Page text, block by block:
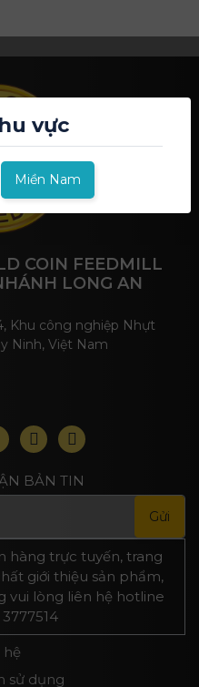
vực
Miền Nam
COIN FEEDMILL
LONG AN
Khu công nghiệp Nhựt
Ninh, Việt Nam
BẢN TIN
hàng trực tuyến, trang
giới thiệu sản phẩm,
vui lòng liên hệ hotline
hệ
sử dụng